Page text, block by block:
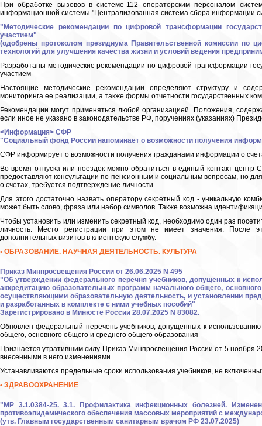
При обработке вызовов в системе-112 операторским персоналом
информационной системы "Централизованная система сбора информации
"Методические рекомендации по цифровой трансформации
участием"
(одобрены протоколом президиума Правительственной комиссии по
технологий для улучшения качества жизни и условий ведения
Разработаны методические рекомендации по цифровой трансформации
участием
Настоящие методические рекомендации определяют структуру и
мониторинга ее реализации, а также формы отчетности государственных
Рекомендации могут применяться любой организацией. Положения,
если иное не указано в законодательстве РФ, поручениях (указаниях)
<Информация> СФР
"Социальный фонд России напоминает о возможности получения
СФР информирует о возможности получения гражданами информации о
Во время отпуска или поездок можно обратиться в единый контакт-
предоставляют консультации по пенсионным и социальным вопросам, но
о счетах, требуется подтверждение личности.
Для этого достаточно назвать оператору секретный код - уникальную
может быть слово, фраза или набор символов. Также возможна
Чтобы установить или изменить секретный код, необходимо один раз
личность. Место регистрации при этом не имеет значения. После
дополнительных визитов в клиентскую службу.
• ОБРАЗОВАНИЕ. НАУЧНАЯ ДЕЯТЕЛЬНОСТЬ. КУЛЬТУРА
Приказ Минпросвещения России от 26.06.2025 N 495
"Об утверждении федерального перечня учебников, допущенных к
аккредитацию образовательных программ начального общего,
осуществляющими образовательную деятельность, и установлении
и разработанных в комплекте с ними учебных пособий"
Зарегистрировано в Минюсте России 28.07.2025 N 83082.
Обновлен федеральный перечень учебников, допущенных к
общего, основного общего и среднего общего образования
Признается утратившим силу Приказ Минпросвещения России от 5 ноября
внесенными в него изменениями.
Устанавливаются предельные сроки использования учебников, не
• ЗДРАВООХРАНЕНИЕ
"МР 3.1.0384-25. 3.1. Профилактика инфекционных болезней.
противоэпидемического обеспечения массовых мероприятий с
(утв. Главным государственным санитарным врачом РФ 23.07.2025)